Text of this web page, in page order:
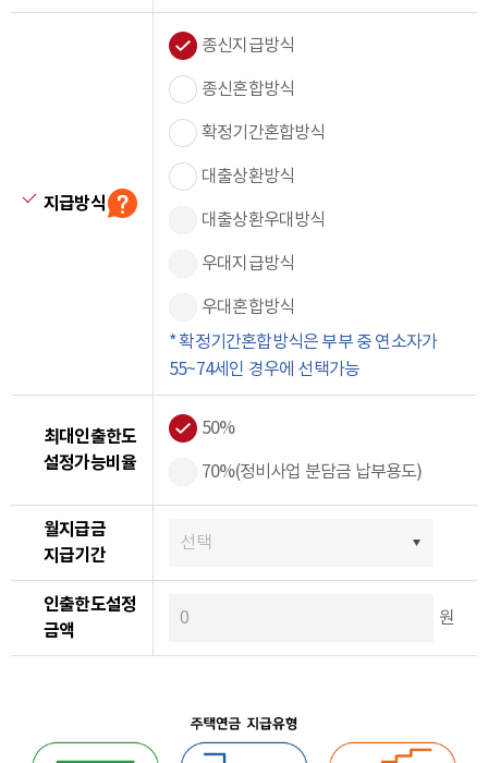
필수입력
지급방식
종신지급방식
종신혼합방식
확정기간혼합방식
대출상환방식
대출상환우대방식
우대지급방식
우대혼합방식
* 확정기간혼합방식은 부부 중 연소자가
55~74세인 경우에 선택가능
최대인출한도
설정가능비율
50%
70%(정비사업 분담금 납부용도)
월지급금
지급기간
인출한도설정
금액
원